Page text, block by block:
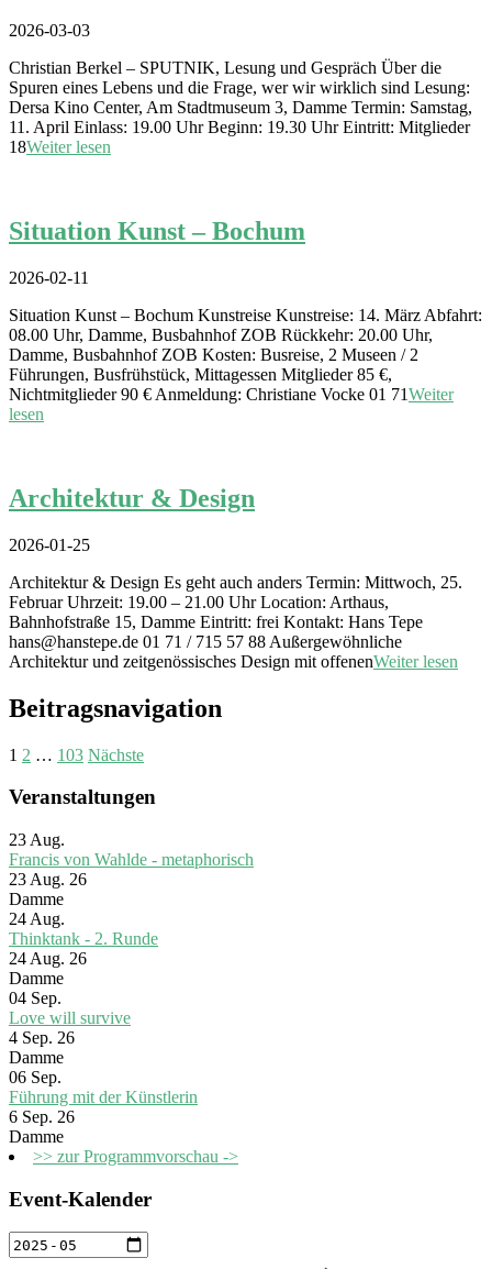
2026-03-03
Christian Berkel – SPUTNIK, Lesung und Gespräch Über die
Spuren eines Lebens und die Frage, wer wir wirklich sind Lesung:
Dersa Kino Center, Am Stadtmuseum 3, Damme Termin: Samstag,
11. April Einlass: 19.00 Uhr Beginn: 19.30 Uhr Eintritt: Mitglieder
18Weiter lesen
Situation Kunst – Bochum
2026-02-11
Situation Kunst – Bochum Kunstreise Kunstreise: 14. März Abfahrt:
08.00 Uhr, Damme, Busbahnhof ZOB Rückkehr: 20.00 Uhr,
Damme, Busbahnhof ZOB Kosten: Busreise, 2 Museen / 2
Führungen, Busfrühstück, Mittagessen Mitglieder 85 €,
Nichtmitglieder 90 € Anmeldung: Christiane Vocke 01 71Weiter
lesen
Architektur & Design
2026-01-25
Architektur & Design Es geht auch anders Termin: Mittwoch, 25.
Februar Uhrzeit: 19.00 – 21.00 Uhr Location: Arthaus,
Bahnhofstraße 15, Damme Eintritt: frei Kontakt: Hans Tepe
hans@hanstepe.de 01 71 / 715 57 88 Außergewöhnliche
Architektur und zeitgenössisches Design mit offenenWeiter lesen
Beitragsnavigation
1 2 … 103 Nächste
Veranstaltungen
23 Aug.
Francis von Wahlde - metaphorisch
23 Aug. 26
Damme
24 Aug.
Thinktank - 2. Runde
24 Aug. 26
Damme
04 Sep.
Love will survive
4 Sep. 26
Damme
06 Sep.
Führung mit der Künstlerin
6 Sep. 26
Damme
>> zur Programmvorschau ->
Event-Kalender